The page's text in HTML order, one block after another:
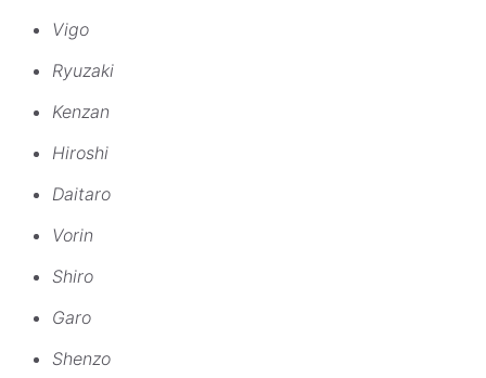
Vigo
Ryuzaki
Kenzan
Hiroshi
Daitaro
Vorin
Shiro
Garo
Shenzo